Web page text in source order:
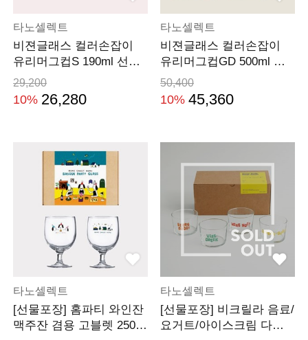
타노셀렉트
비젼글래스 컬러손잡이
유리머그컵S 190ml 선물
세트(4P)
29,200
10% 26,280
타노셀렉트
비젼글래스 컬러손잡이
유리머그컵GD 500ml 선
물세트(4P)
50,400
10% 45,360
타노셀렉트
[선물포장] 홈파티 와인잔
맥주잔 겸용 고블렛 250m
타노셀렉트
[선물포장] 비크릴라 음료/
요거트/아이스크림 다용